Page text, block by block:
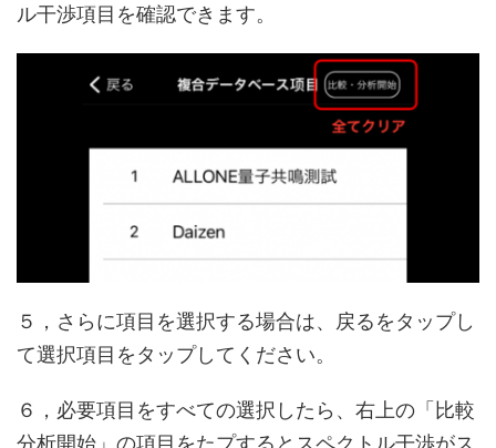
ル干渉項目を確認できます。
５，さらに項目を選択する場合は、戻るをタップし
て選択項目をタップしてください。
６，必要項目をすべての選択したら、右上の「比較
分析開始」の項目をたプするとスペクトル干渉がス